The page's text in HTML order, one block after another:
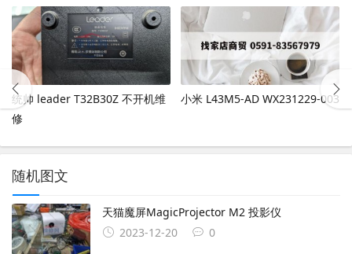
统帅 leader T32B30Z 不开机维
修
小米 L43M5-AD WX231229-003
随机图文
天猫魔屏MagicProjector M2 投影仪
2023-12-20
0